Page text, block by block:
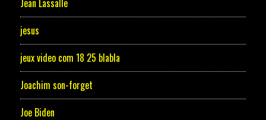
jesus
jeux video com 18 25 blabla
Joachim son-forget
Joe Biden